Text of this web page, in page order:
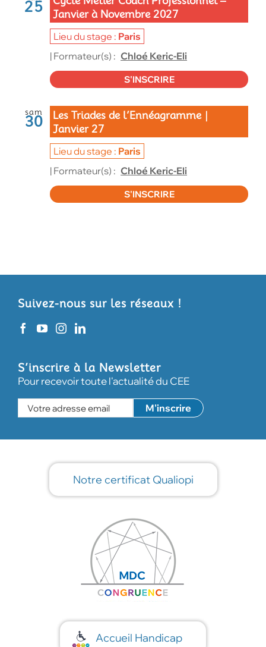
25
Janvier à Novembre 2027
Paris
| Formateur(s) : Chloé Keric-Eli
S'INSCRIRE
sam
30
Les Triades de l’Ennéagramme｜
Janvier 27
Paris
| Formateur(s) : Chloé Keric-Eli
S'INSCRIRE
Suivez-nous sur les réseaux !
S’inscrire à la Newsletter
Pour recevoir toute l'actualité du CEE
Notre certificat Qualiopi
Accueil Handicap